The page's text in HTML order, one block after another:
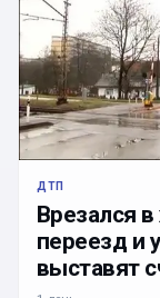
ДТП
Врезался
переезд и
выставят